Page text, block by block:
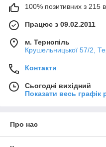
100% позитивних з 215
Працює з 09.02.2011
м. Тернопіль
Крушельницької 57/2,
Контакти
Сьогодні вихідний
Показати весь графік
Про нас